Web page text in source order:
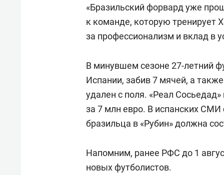
«Бразильский форвард уже
к команде, которую тренирует
за профессионализм и вклад в
В минувшем сезоне 27-летний
Испании, забив 7 мячей, а
удален с поля. «Реал
за 7 млн евро. В испанских
бразильца в «Рубин» должна
Напомним, ранее РФС до 1
новых футболистов.
Как ГК «МИР ГРУПП» и ВТБ
создают оазис жилого
150
ID